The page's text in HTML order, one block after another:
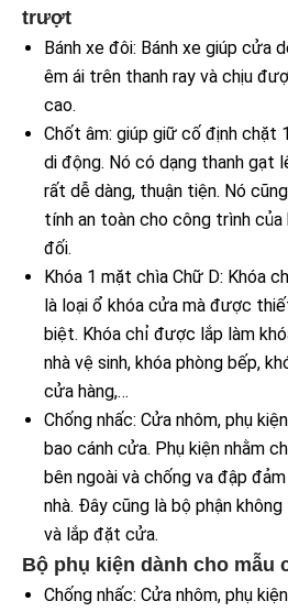
trượt
Bánh xe đôi: Bánh xe giúp cửa
êm ái trên thanh ray và chịu
cao.
Chốt âm: giúp giữ cố định chặt
di động. Nó có dạng thanh gạt
rất dễ dàng, thuận tiện. Nó
tính an toàn cho công trình
đối.
Khóa 1 mặt chìa Chữ D: Khóa
là loại ổ khóa cửa mà được
biệt. Khóa chỉ được lắp làm
nhà vệ sinh, khóa phòng bếp,
cửa hàng,…
Chống nhấc: Cửa nhôm, phụ
bao cánh cửa. Phụ kiện nhằm
bên ngoài và chống va đập
nhà. Đây cũng là bộ phận
và lắp đặt cửa.
Bộ phụ kiện dành cho
Chống nhấc: Cửa nhôm, phụ